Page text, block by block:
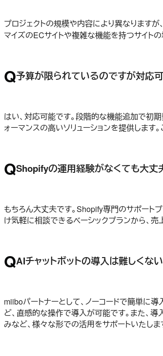
プロジェクトの規模や内容により異なります
マイズのECサイトや複雑な機能を持つサイト
Q予算が限られているのですが対応
はい、対応可能です。段階的な機能追加で初
ォーマンスの高いソリューションを提供しま
QShopifyの運用経験がなくても大丈
もちろん大丈夫です。Shopify専門のサポート
け気軽に相談できるベーシックプランから、
QAIチャットボットの導入は難しくな
miiboパートナーとして、ノーコードで簡単に
ど、直感的な操作で導入が可能です。また、
みなど、様々な形での活用をサポートいたしま